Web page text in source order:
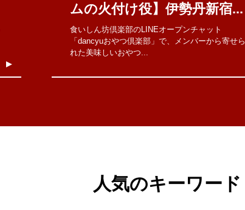
ムの火付け役】伊勢丹新宿...
食いしん坊倶楽部のLINEオープンチャット
「dancyuおやつ倶楽部」で、メンバーから寄せら
れた美味しいおやつ...
人気のキーワード